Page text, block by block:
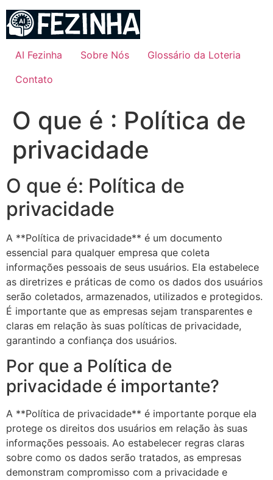
para
conteúdo
AI Fezinha Sobre Nós
Glossário da Loteria
Contato
O que é : Política de
privacidade
O que é: Política de
privacidade
A **Política de privacidade** é um documento
essencial para qualquer empresa que coleta
informações pessoais de seus usuários. Ela estabelece
as diretrizes e práticas de como os dados dos usuários
serão coletados, armazenados, utilizados e protegidos.
É importante que as empresas sejam transparentes e
claras em relação às suas políticas de privacidade,
garantindo a confiança dos usuários.
Por que a Política de
privacidade é importante?
A **Política de privacidade** é importante porque ela
protege os direitos dos usuários em relação às suas
informações pessoais. Ao estabelecer regras claras
sobre como os dados serão tratados, as empresas
demonstram compromisso com a privacidade e